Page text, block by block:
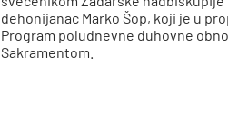
dehonijanac Marko Šop, koji je u
Program poludnevne duhovne
Sakramentom.